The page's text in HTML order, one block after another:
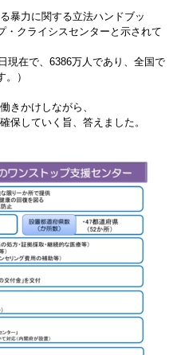
暴力に関する立法ハンドブッ
・クライシスセンターと示されて
現在で、6386万人であり、全国で
）
きかけしながら、
保していく旨、答えました。